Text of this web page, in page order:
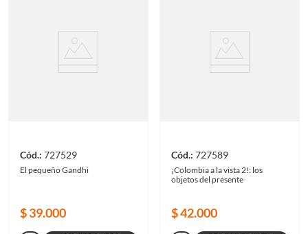
727529
El pequeño Gandhi
$39.000
727589
¡Colombia a la vista 2!: los
objetos del presente
$42.000